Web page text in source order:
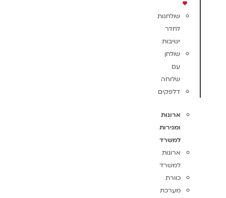
שולחנות
לחדר
ישיבות
שולחן
עם
שלוחה
דלפקים
ארונות
ומגירות
למשרד
ארונות
למשרד
כוורת
מערכת